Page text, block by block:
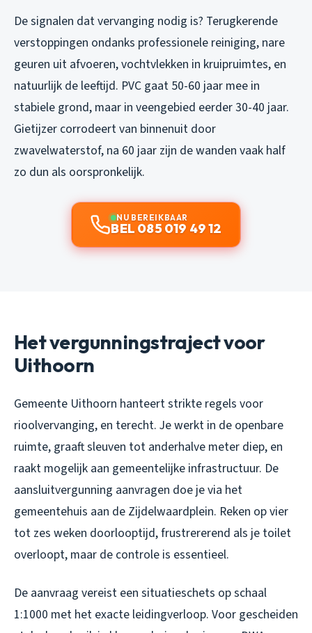
De signalen dat vervanging nodig is? Terugkerende
verstoppingen ondanks professionele reiniging, nare
geuren uit afvoeren, vochtvlekken in kruipruimtes, en
natuurlijk de leeftijd. PVC gaat 50-60 jaar mee in
stabiele grond, maar in veengebied eerder 30-40 jaar.
Gietijzer corrodeert van binnenuit door
zwavelwaterstof, na 60 jaar zijn de wanden vaak half
zo dun als oorspronkelijk.
NU BEREIKBAAR
BEL 085 019 49 12
Het vergunningstraject voor
Uithoorn
Gemeente Uithoorn hanteert strikte regels voor
rioolvervanging, en terecht. Je werkt in de openbare
ruimte, graaft sleuven tot anderhalve meter diep, en
raakt mogelijk aan gemeentelijke infrastructuur. De
aansluitvergunning aanvragen doe je via het
gemeentehuis aan de Zijdelwaardplein. Reken op vier
tot zes weken doorlooptijd, frustrererend als je toilet
overloopt, maar de controle is essentieel.
De aanvraag vereist een situatieschets op schaal
1:1000 met het exacte leidingverloop. Voor gescheiden